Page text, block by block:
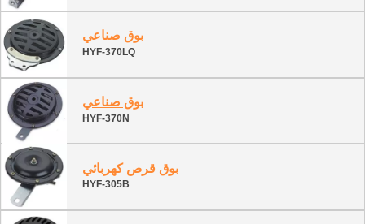
بوق صناعي
HYF-370LQ
بوق صناعي
HYF-370N
بوق قرص كهربائي
HYF-305B